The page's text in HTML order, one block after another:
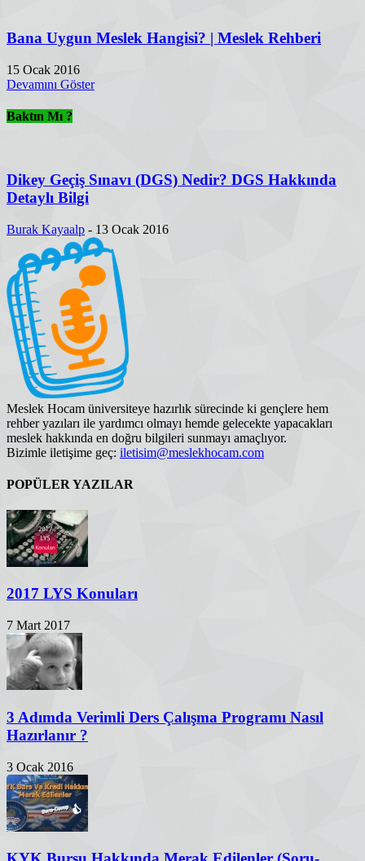
Bana Uygun Meslek Hangisi? | Meslek Rehberi
15 Ocak 2016
Devamını Göster
Baktın Mı ?
Dikey Geçiş Sınavı (DGS) Nedir? DGS Hakkında
Detaylı Bilgi
Burak Kayaalp - 13 Ocak 2016
Meslek Hocam üniversiteye hazırlık sürecinde ki gençlere hem
rehber yazıları ile yardımcı olmayı hemde gelecekte yapacakları
meslek hakkında en doğru bilgileri sunmayı amaçlıyor.
Bizimle iletişime geç: iletisim@meslekhocam.com
POPÜLER YAZILAR
2017 LYS Konuları
7 Mart 2017
3 Adımda Verimli Ders Çalışma Programı Nasıl
Hazırlanır ?
3 Ocak 2016